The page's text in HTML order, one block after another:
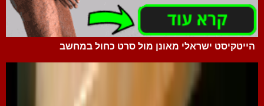
הייטקיסט ישראלי מאונן מול סרט כחול במחשב